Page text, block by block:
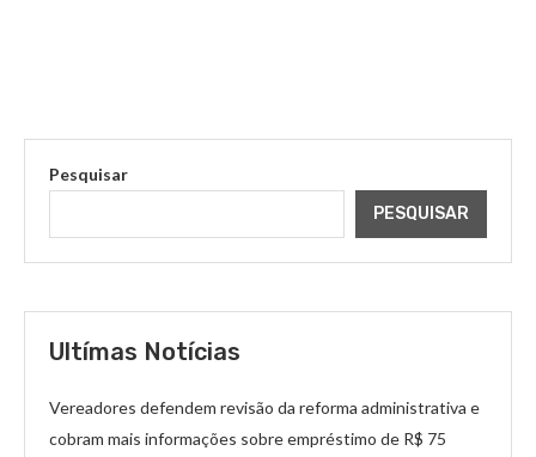
Pesquisar
PESQUISAR
Ultímas Notícias
Vereadores defendem revisão da reforma administrativa e
cobram mais informações sobre empréstimo de R$ 75